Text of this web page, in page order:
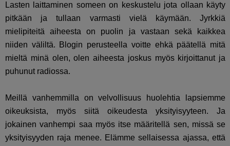
Lasten laittaminen someen on keskustelu jota ollaan käyty
pitkään ja tullaan varmasti vielä käymään. Jyrkkiä
mielipiteitä aiheesta on puolin ja vastaan sekä kaikkea
niiden väliltä. Blogin perusteella voitte ehkä päätellä mitä
mieltä minä olen, olen aiheesta joskus myös kirjoittanut ja
puhunut radiossa.
Meillä vanhemmilla on velvollisuus huolehtia lapsiemme
oikeuksista, myös siitä oikeudesta yksityisyyteen. Ja
jokainen vanhempi saa myös itse määritellä sen, missä se
yksityisyyden raja menee. Elämme sellaisessa ajassa, että